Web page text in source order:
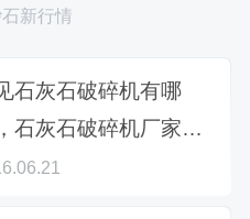
新行情
石灰石破碎机有哪
石灰石破碎机厂家推